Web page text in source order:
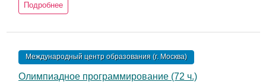
Подробнее
Международный центр образования (г. Москва)
Олимпиадное программирование (72 ч.)